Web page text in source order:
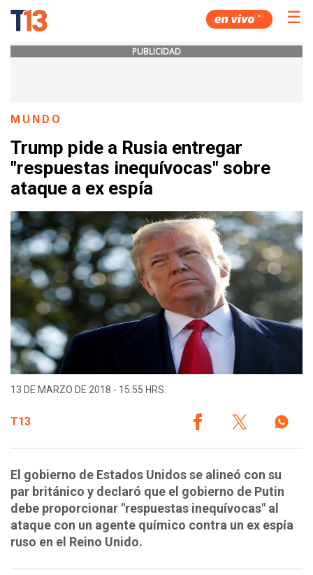
☰
PUBLICIDAD
MUNDO
Trump pide a Rusia entregar
"respuestas inequívocas" sobre
ataque a ex espía
13 DE MARZO DE 2018 - 15:55 HRS.
T13
El gobierno de Estados Unidos se alineó con su
par británico y declaró que el gobierno de Putin
debe proporcionar "respuestas inequívocas" al
ataque con un agente químico contra un ex espía
ruso en el Reino Unido.